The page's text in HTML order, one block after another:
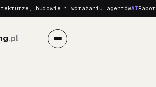
budowie i wdrażaniu agentówAI
.pl